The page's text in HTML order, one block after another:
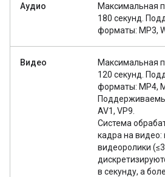
Аудио
Максимальная
180 секунд.
форматы: MP3,
Видео
Максимальная
120 секунд.
форматы: MP4,
AV1, VP9.
Система
кадра на видео:
видеоролики
в секунду, а